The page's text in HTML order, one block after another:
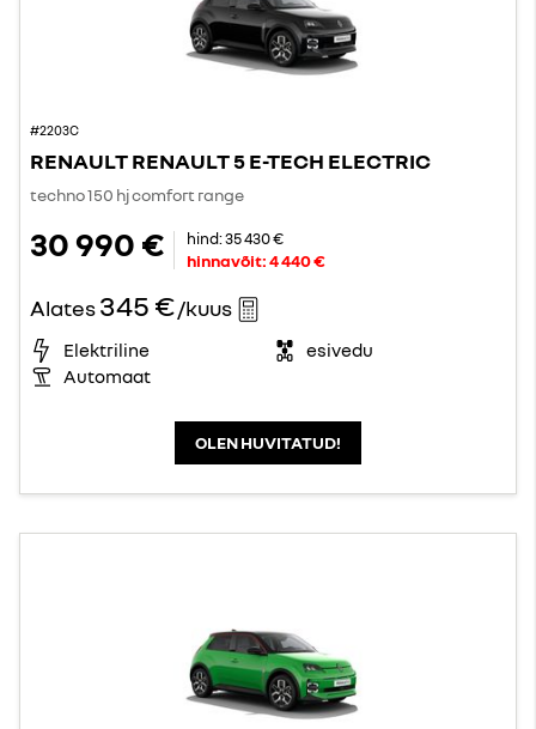
#2203C
RENAULT RENAULT 5 E-TECH ELECTRIC
techno 150 hj comfort range
30 990 € hind:35 430 €
hinnavõit:4 440 €
Alates345 €/kuus
Elektriline
esivedu
Automaat
OLEN HUVITATUD!